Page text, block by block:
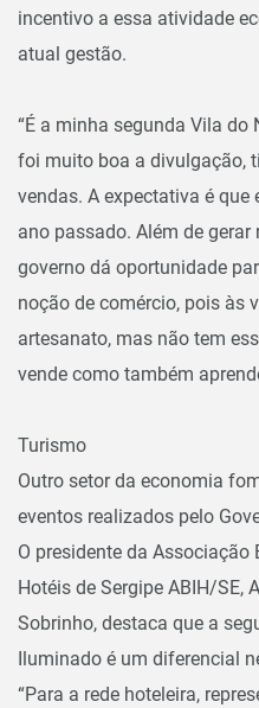
incentivo a essa atividade
atual gestão.
“É a minha segunda Vila
foi muito boa a divulgação,
vendas. A expectativa é que
ano passado. Além de
governo dá oportunidade
noção de comércio, pois às
artesanato, mas não tem
vende como também
Turismo
Outro setor da economia
eventos realizados pelo
O presidente da
Hotéis de Sergipe ABIH/SE,
Sobrinho, destaca que a
Iluminado é um diferencial
“Para a rede hoteleira,